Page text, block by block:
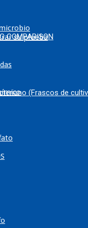
COMPARISON
(Frascos de
su prueba